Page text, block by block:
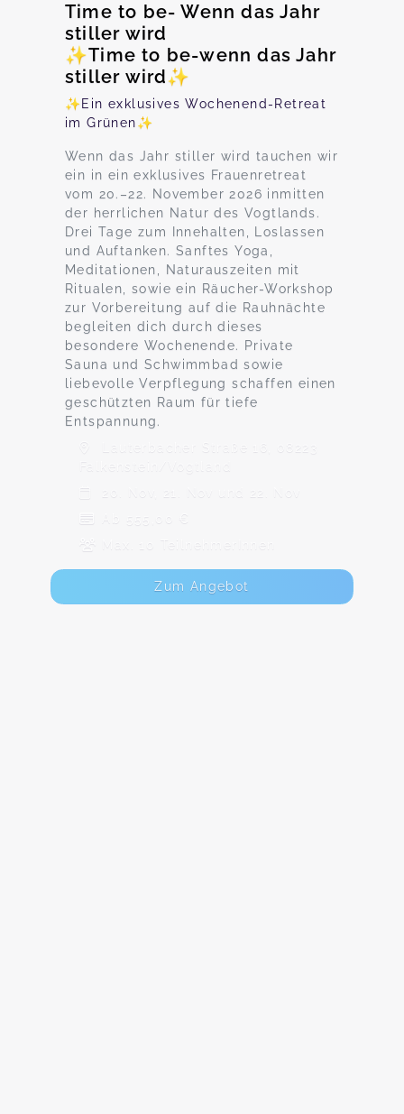
Time to be- Wenn das Jahr
stiller wird
✨️Time to be-wenn das Jahr
stiller wird✨️
✨️Ein exklusives Wochenend-Retreat
im Grünen✨️
Wenn das Jahr stiller wird tauchen wir
ein in ein exklusives Frauenretreat
vom 20.–22. November 2026 inmitten
der herrlichen Natur des Vogtlands.
Drei Tage zum Innehalten, Loslassen
und Auftanken. Sanftes Yoga,
Meditationen, Naturauszeiten mit
Ritualen, sowie ein Räucher-Workshop
zur Vorbereitung auf die Rauhnächte
begleiten dich durch dieses
besondere Wochenende. Private
Sauna und Schwimmbad sowie
liebevolle Verpflegung schaffen einen
geschützten Raum für tiefe
Entspannung.
Lauterbacher Straße 16, 08223
Falkenstein/Vogtland
20. Nov, 21. Nov und 22. Nov
Ab 555,00 €
Max. 10 TeilnehmerInnen
Zum Angebot